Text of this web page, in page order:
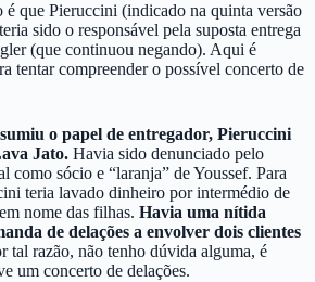
é que Pieruccini (indicado na quinta versão
sido o responsável pela suposta entrega
(que continuou negando). Aqui é
tentar compreender o possível concerto de
o papel de entregador, Pieruccini
Jato. Havia sido denunciado pelo
como sócio e “laranja” de Youssef. Para
teria lavado dinheiro por intermédio de
nome das filhas. Havia uma nítida
de delações a envolver dois clientes
tal razão, não tenho dúvida alguma, é
um concerto de delações.